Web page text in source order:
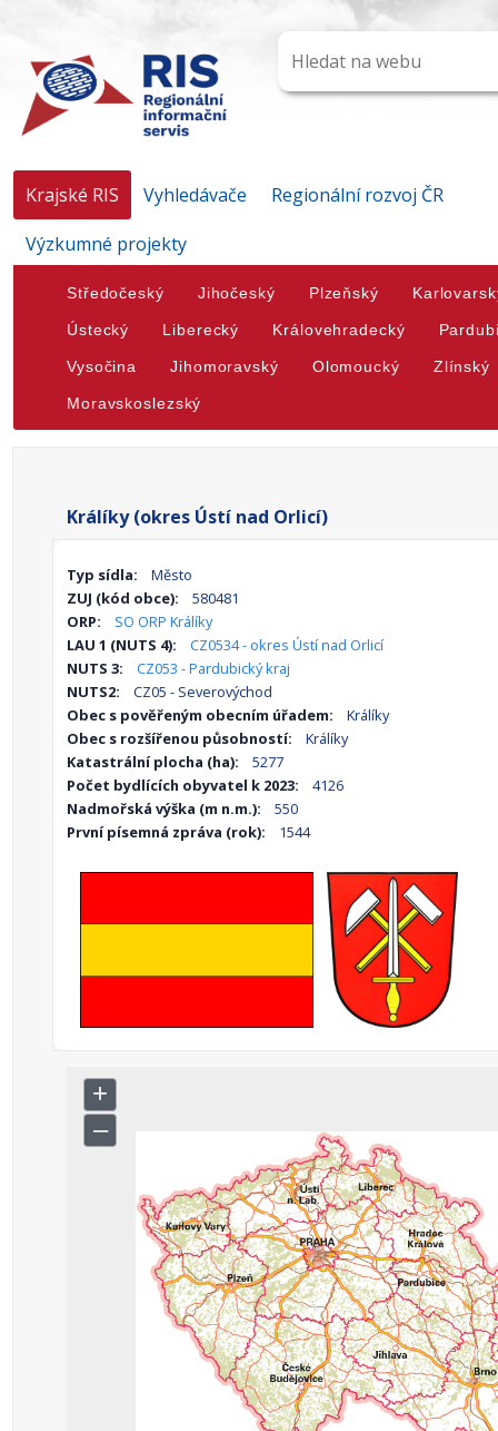
Krajské RIS Vyhledávače
Regionální rozvoj ČR
Výzkumné projekty
Středočeský Jihočeský Plzeňský
Ústecký Liberecký Královehradecký
Vysočina Jihomoravský Olomoucký Zlínský
Moravskoslezský
Králíky (okres Ústí nad Orlicí)
Typ sídla:
Město
ZUJ (kód obce):
580481
ORP:
SO ORP Králíky
LAU 1 (NUTS 4):
CZ0534 - okres Ústí nad Orlicí
NUTS 3:
CZ053 - Pardubický kraj
NUTS2:
CZ05 - Severovýchod
Obec s pověřeným obecním úřadem:
Králíky
Obec s rozšířenou působností:
Králíky
Katastrální plocha (ha):
5277
Počet bydlících obyvatel k 2023:
4126
Nadmořská výška (m n.m.):
550
První písemná zpráva (rok):
1544